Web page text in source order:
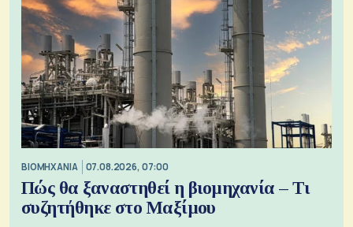
ΒΙΟΜΗΧΑΝΙΑ 07.08.2026, 07:00
Πώς θα ξαναστηθεί η βιομηχανία – Τι
συζητήθηκε στο Μαξίμου